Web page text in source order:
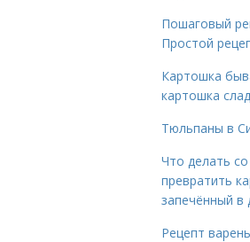
Пошаговый
Простой
Картошка
картошка
Тюльпаны в
Что делать
превратить
запечённый в
Рецепт